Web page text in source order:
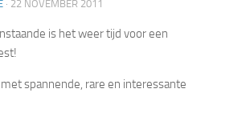
· 22 NOVEMBER 2011
is het weer tijd voor een
spannende, rare en interessante